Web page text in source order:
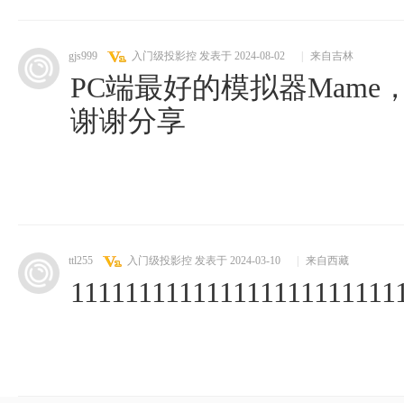
gjs999 入门级投影控 发表于 2024-08-02 来自吉林
PC端最好的模拟器Mame
谢谢分享
ttl255 入门级投影控 发表于 2024-03-10 来自西藏